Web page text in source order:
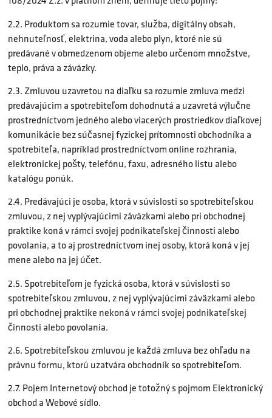
2.2. Produktom sa rozumie tovar, služba, digitálny obsah,
nehnuteľnosť, elektrina, voda alebo plyn, ktoré nie sú
predávané v obmedzenom objeme alebo určenom množstve,
teplo, práva a záväzky.
2.3. Zmluvou uzavretou na diaľku sa rozumie zmluva medzi
predávajúcim a spotrebiteľom dohodnutá a uzavretá výlučne
prostredníctvom jedného alebo viacerých prostriedkov diaľkovej
komunikácie bez súčasnej fyzickej prítomnosti obchodníka a
spotrebiteľa, napríklad prostredníctvom online rozhrania,
elektronickej pošty, telefónu, faxu, adresného listu alebo
katalógu ponúk.
2.4. Predávajúci je osoba, ktorá v súvislosti so spotrebiteľskou
zmluvou, z nej vyplývajúcimi záväzkami alebo pri obchodnej
praktike koná v rámci svojej podnikateľskej činnosti alebo
povolania, a to aj prostredníctvom inej osoby, ktorá koná v jej
mene alebo na jej účet.
2.5. Spotrebiteľom je fyzická osoba, ktorá v súvislosti so
spotrebiteľskou zmluvou, z nej vyplývajúcimi záväzkami alebo
pri obchodnej praktike nekoná v rámci svojej podnikateľskej
činnosti alebo povolania.
2.6. Spotrebiteľskou zmluvou je každá zmluva bez ohľadu na
právnu formu, ktorú uzatvára obchodník so spotrebiteľom.
2.7. Pojem Internetový obchod je totožný s pojmom Elektronický
obchod a Webové sídlo.